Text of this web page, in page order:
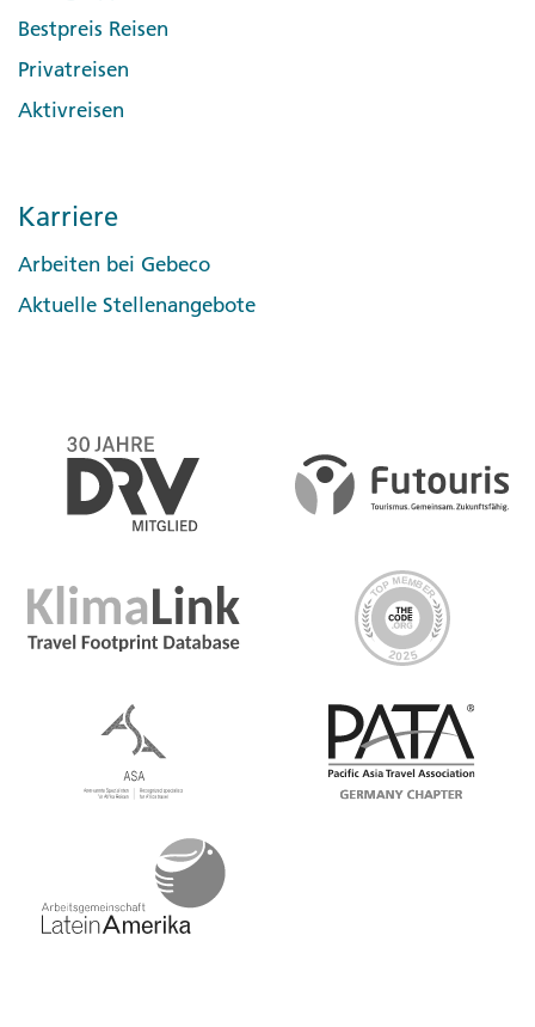
Bestpreis Reisen
Privatreisen
Aktivreisen
Karriere
Arbeiten bei Gebeco
Aktuelle Stellenangebote